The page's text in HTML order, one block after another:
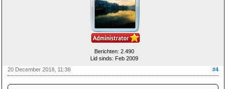
Berichten: 2.490
Lid sinds: Feb 2009
#4
20 December 2018, 11:38